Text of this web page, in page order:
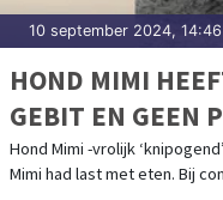
10 september 2024,
HOND MIMI
GEBIT EN GEEN
Hond Mimi -vrolijk
Mimi had last met eten. Bij